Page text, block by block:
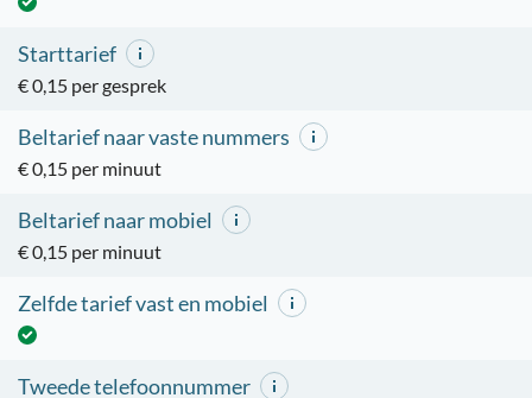
Starttarief
€ 0,15 per gesprek
Beltarief naar vaste nummers
€ 0,15 per minuut
Beltarief naar mobiel
€ 0,15 per minuut
Zelfde tarief vast en mobiel
Tweede telefoonnummer